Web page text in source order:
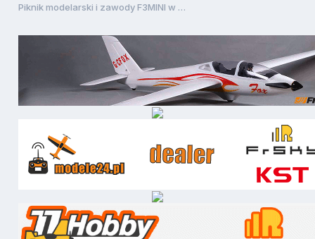
Piknik modelarski i zawody F3MINI w Sawinie !!!